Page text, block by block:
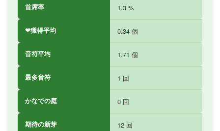
首席率 1.3 %
❤獲得平均 0.34 個
音符平均 1.71 個
最多音符 1 回
かなでの庭 0 回
期待の新芽 12 回